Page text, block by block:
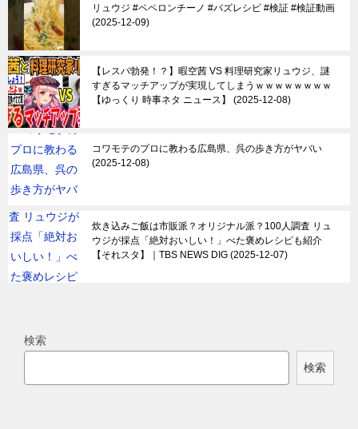
リュウジ #ペペロンチーノ #バズレシピ #検証 #検証動画
2025-12-09
【レスバ勃発！？】暇空茜 VS 料理研究家リュウジ、謎
すぎるマッチアップが実現してしまうｗｗｗｗｗｗｗｗ
【ゆっくり 時事ネタ ニュース】
2025-12-08
コワモテのプロに教わる広島県、呉の歩き方がヤバい
2025-12-08
炊き込みご飯は市販派？オリジナル派？100人調査 リュ
ウジが採点「絶対おいしい！」べた褒めレシピも紹介
【それスタ】｜TBS NEWS DIG 2025-12-07
検索
検索